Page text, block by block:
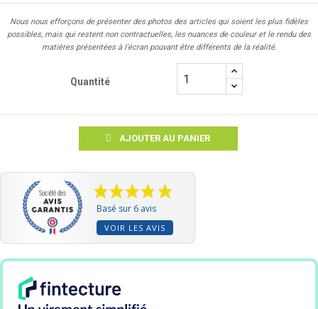
Nous nous efforçons de présenter des photos des articles qui soient les plus fidèles
possibles, mais qui restent non contractuelles, les nuances de couleur et le rendu des
matières présentées à l’écran pouvant être différents de la réalité.
Quantité
AJOUTER AU PANIER
Basé sur 6 avis
VOIR LES AVIS